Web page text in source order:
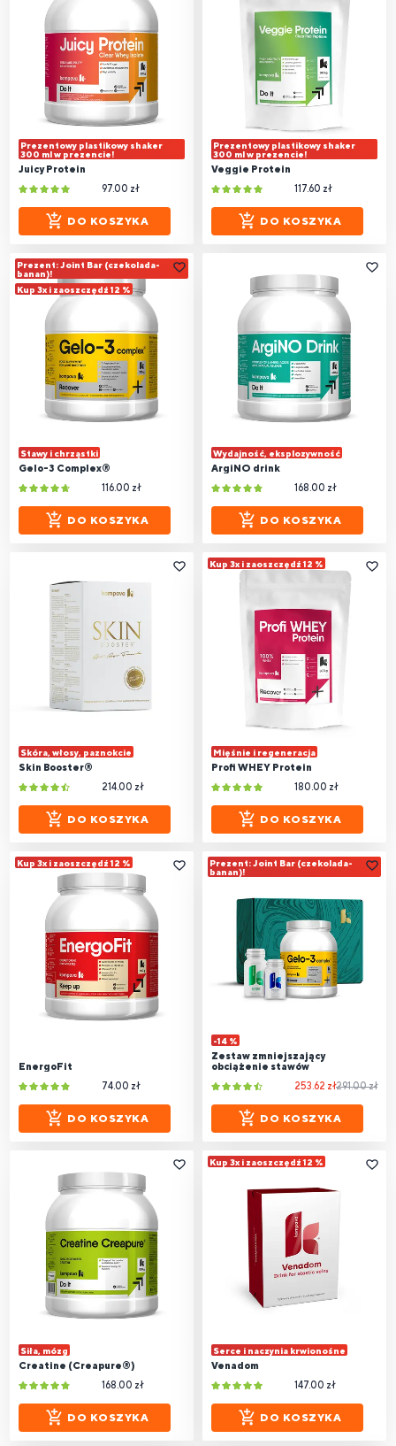
Prezentowy plastikowy shaker
300 ml w prezencie!
Juicy Protein
97.00 zł
DO KOSZYKA
Prezentowy plastikowy shaker
300 ml w prezencie!
Veggie Protein
117.60 zł
DO KOSZYKA
Prezent: Joint Bar (czekolada-
banan)!
Kup 3x i zaoszczędź 12 %
Stawy i chrząstki
Gelo-3 Complex®
116.00 zł
DO KOSZYKA
Wydajność, eksplozywność
ArgiNO drink
168.00 zł
DO KOSZYKA
Skóra, włosy, paznokcie
Skin Booster®
214.00 zł
DO KOSZYKA
Kup 3x i zaoszczędź 12 %
Mięśnie i regeneracja
Profi WHEY Protein
180.00 zł
DO KOSZYKA
Kup 3x i zaoszczędź 12 %
EnergoFit
74.00 zł
DO KOSZYKA
Prezent: Joint Bar (czekolada-
banan)!
-14 %
Zestaw zmniejszający
obciążenie stawów
291.00 zł
253.62 zł
DO KOSZYKA
Siła, mózg
Creatine (Creapure®)
168.00 zł
DO KOSZYKA
Kup 3x i zaoszczędź 12 %
Serce i naczynia krwionośne
Venadom
147.00 zł
DO KOSZYKA